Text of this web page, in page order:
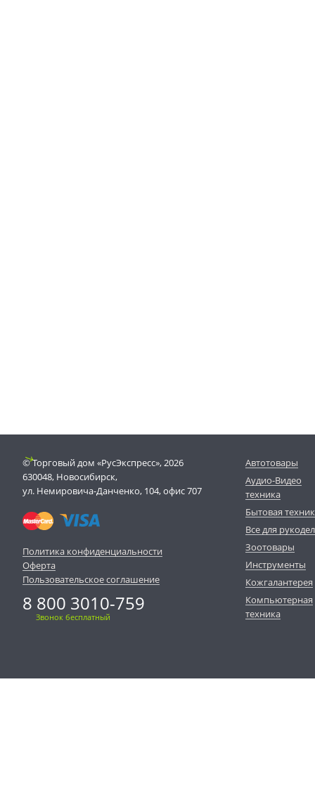
© Торговый дом «РусЭкспресс», 2026
630048, Новосибирск,
ул. Немировича-Данченко, 104, офис 707
Политика конфиденциальности
Оферта
Пользовательское соглашение
8 800 3010-759
Звонок бесплатный
Автотовары
Аудио-Видео
техника
Бытовая
Все для
Зоотовары
Инструменты
Кожгалантерея
Компьютерная
техника